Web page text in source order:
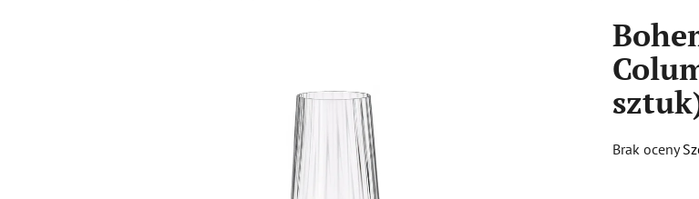
Średnia
Brak oceny